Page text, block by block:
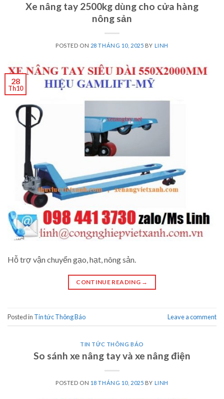
Xe nâng tay 2500kg dùng cho cửa hàng
nông sản
POSTED ON 28 THÁNG 10, 2025 BY LINH
28
Th10
Hỗ trợ vận chuyển gạo, hạt, nông sản.
CONTINUE READING →
Posted in Tin tức Thông Báo Leave a comment
TIN TỨC THÔNG BÁO
So sánh xe nâng tay và xe nâng điện
POSTED ON 18 THÁNG 10, 2025 BY LINH